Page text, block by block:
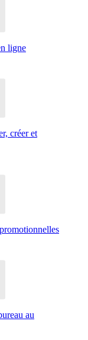
ligne
créer et
au